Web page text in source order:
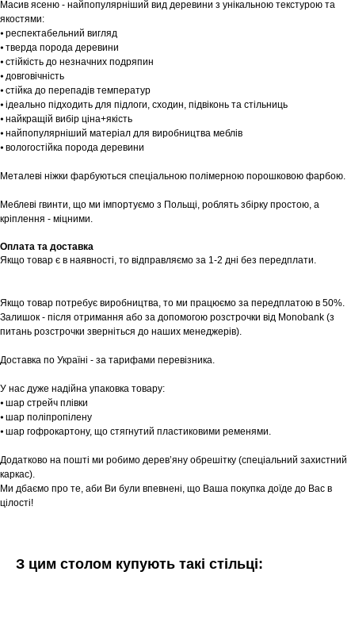
Масив ясеню - найпопулярніший вид деревини з унікальною текстурою та
якостями:
⦁ респектабельний вигляд
⦁ тверда порода деревини
⦁ стійкість до незначних подряпин
⦁ довговічність
⦁ стійка до перепадів температур
⦁ ідеально підходить для підлоги, сходин, підвіконь та стільниць
⦁ найкращій вибір ціна+якість
⦁ найпопулярніший матеріал для виробництва меблів
⦁ вологостійка порода деревини
Металеві ніжки фарбуються спеціальною полімерною порошковою фарбою.
Меблеві гвинти, що ми імпортуємо з Польщі, роблять збірку простою, а
кріплення - міцними.
Оплата та доставка
Якщо товар є в наявності, то відправляємо за 1-2 дні без передплати.
Якщо товар потребує виробництва, то ми працюємо за передплатою в 50%.
Залишок - після отримання або за допомогою розстрочки від Monobank (з
питань розстрочки зверніться до наших менеджерів).
Доставка по Україні - за тарифами перевізника.
У нас дуже надійна упаковка товару:
⦁ шар стрейч плівки
⦁ шар поліпропілену
⦁ шар гофрокартону, що стягнутий пластиковими ременями.
Додатково на пошті ми робимо дерев’яну обрешітку (спеціальний захистний
каркас).
Ми дбаємо про те, аби Ви були впевнені, що Ваша покупка доїде до Вас в
цілості!
З цим столом купують такі стільці:
Шоурум
Tekstura
для вас